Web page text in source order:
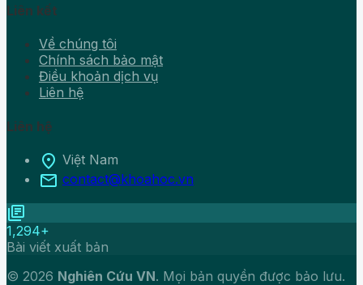
Liên kết
Về chúng tôi
Chính sách bảo mật
Điều khoản dịch vụ
Liên hệ
Liên hệ
location_on Việt Nam
mail contact@khoahoc.vn
library_books
1,294+
Bài viết xuất bản
© 2026 Nghiên Cứu VN. Mọi bản quyền được bảo lưu.